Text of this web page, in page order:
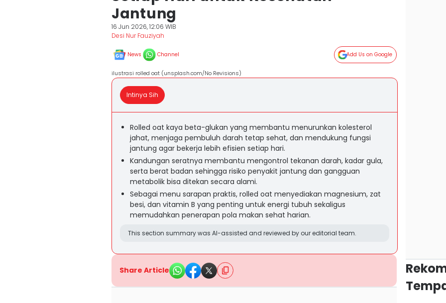
Jantung
16 Jun 2026, 12:06 WIB
Desi Nur Fauziyah
News Channel Add Us on Google
ilustrasi rolled oat (unsplash.com/No Revisions)
Intinya Sih
Rolled oat kaya beta-glukan yang membantu menurunkan kolesterol
jahat, menjaga pembuluh darah tetap sehat, dan mendukung fungsi
jantung agar bekerja lebih efisien setiap hari.
Kandungan seratnya membantu mengontrol tekanan darah, kadar gula,
serta berat badan sehingga risiko penyakit jantung dan gangguan
metabolik bisa ditekan secara alami.
Sebagai menu sarapan praktis, rolled oat menyediakan magnesium, zat
besi, dan vitamin B yang penting untuk energi tubuh sekaligus
memudahkan penerapan pola makan sehat harian.
This section summary was AI-assisted and reviewed by our editorial team.
Share Article